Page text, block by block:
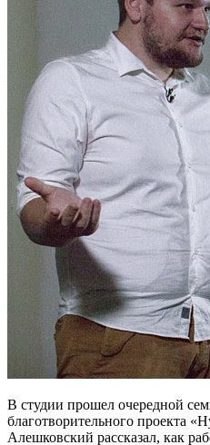
В студии прошел очередной
благотворительного проекта
Алешковский рассказал, как